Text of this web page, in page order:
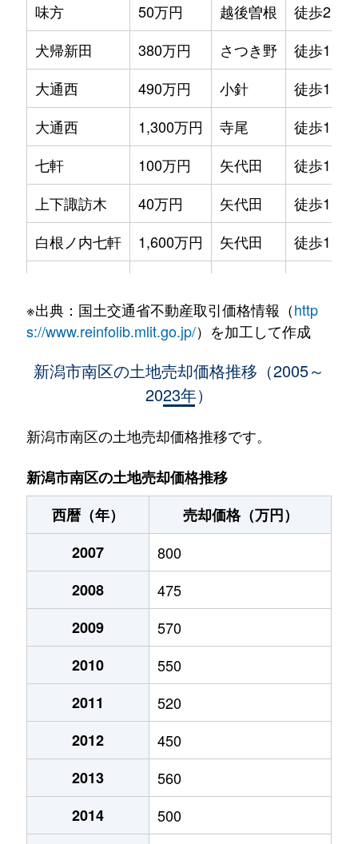
味方
50万円 越後曽根
徒歩2時
犬帰新田
380万円 さつき野
徒歩1時
大通西
490万円 小針
徒歩1時
大通西
1,300万円 寺尾
徒歩1時
七軒
100万円 矢代田
徒歩1時
上下諏訪木
40万円 矢代田
徒歩1時
白根ノ内七軒
1,600万円 矢代田
徒歩1時
親和町
250万円 矢代田
徒歩1時
670万円
西白根
170万円 巻
能登
460万円 矢代田
能登
770万円 矢代田
380万円
250万円
710万円
310万円
※出典：国土交通省不動産取引価格情報（http
s://www.reinfolib.mlit.go.jp/）を加工して作成
新潟市南区の土地売却価格推移（2005～
2023年）
新潟市南区の土地売却価格推移です。
新潟市南区の土地売却価格推移
西暦（年）
売却価格（万円）
2007
800
2008
475
2009
570
2010
550
2011
520
2012
450
2013
560
2014
500